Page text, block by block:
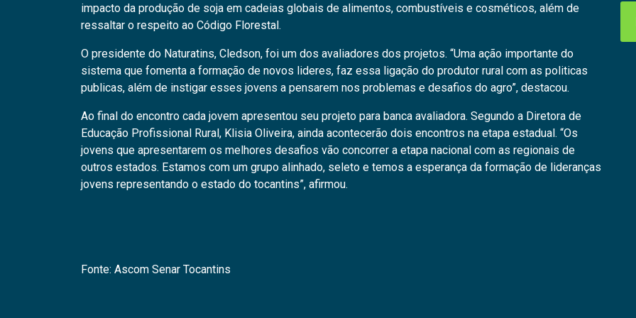
impacto da produção de soja em cadeias globais de alimentos, combustíveis e cosméticos, além de
ressaltar o respeito ao Código Florestal.
O presidente do Naturatins, Cledson, foi um dos avaliadores dos projetos. “Uma ação importante do
sistema que fomenta a formação de novos lideres, faz essa ligação do produtor rural com as politicas
publicas, além de instigar esses jovens a pensarem nos problemas e desafios do agro”, destacou.
Ao final do encontro cada jovem apresentou seu projeto para banca avaliadora. Segundo a Diretora de
Educação Profissional Rural, Klisia Oliveira, ainda acontecerão dois encontros na etapa estadual. “Os
jovens que apresentarem os melhores desafios vão concorrer a etapa nacional com as regionais de
outros estados. Estamos com um grupo alinhado, seleto e temos a esperança da formação de lideranças
jovens representando o estado do tocantins”, afirmou.
Fonte: Ascom Senar Tocantins